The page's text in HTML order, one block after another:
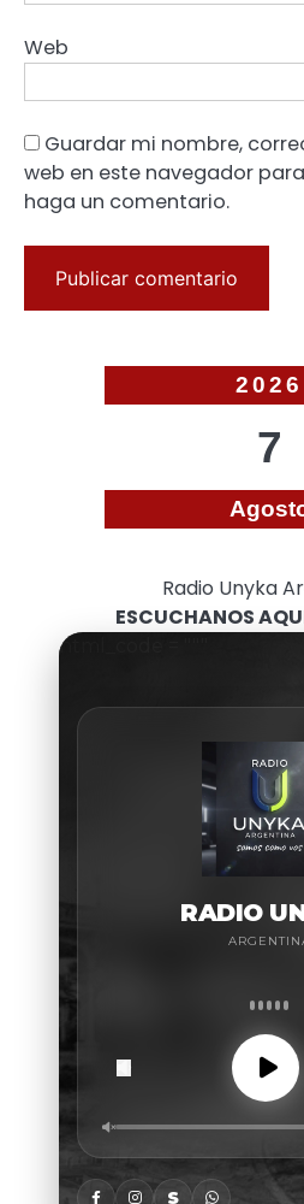
Web
Guardar mi nombre,
web en este navegador
haga un comentario.
2026
7
Radio Unyka
ESCUCHANOS